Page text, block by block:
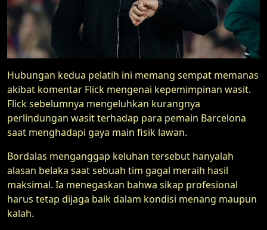
Hubungan kedua pelatih ini memang sempat memanas
akibat komentar Flick mengenai kepemimpinan wasit.
Flick sebelumnya mengeluhkan kurangnya
perlindungan wasit terhadap para pemain Barcelona
saat menghadapi gaya main fisik lawan.
Bordalas menganggap keluhan tersebut hanyalah
alasan belaka saat sebuah tim gagal meraih hasil
maksimal. Ia menegaskan bahwa sikap profesional
harus tetap dijaga baik dalam kondisi menang maupun
kalah.